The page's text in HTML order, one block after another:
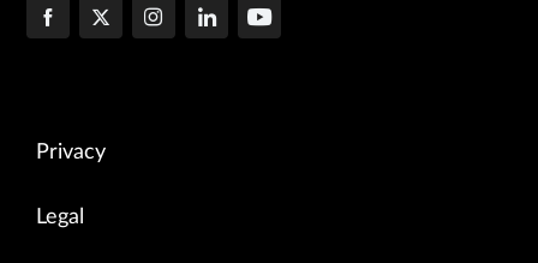
Privacy
Legal